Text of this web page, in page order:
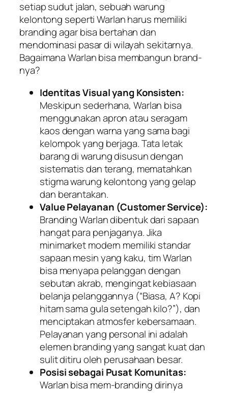
setiap sudut jalan, sebuah warung
kelontong seperti Warlan harus memiliki
brandingagar bisa bertahan dan
mendominasi pasar di wilayah sekitarnya.
Bagaimana Warlan bisa membangun brand-
nya?
Identitas Visual yang Konsisten:
Meskipun sederhana, Warlan bisa
menggunakan apron atau seragam
kaos dengan warna yang sama bagi
kelompok yang berjaga. Tata letak
barang di warung disusun dengan
sistematis dan terang, mematahkan
stigma warung kelontong yang gelap
dan berantakan.
Value Pelayanan (Customer Service):
BrandingWarlan dibentuk dari sapaan
hangat para penjaganya. Jika
minimarket modern memiliki standar
sapaan mesin yang kaku, tim Warlan
bisa menyapa pelanggan dengan
sebutan akrab, mengingat kebiasaan
belanja pelanggannya (“Biasa, A? Kopi
hitam sama gula setengah kilo?”), dan
menciptakan atmosfer kebersamaan.
Pelayanan yang personal ini adalah
elemenbrandingyang sangat kuat dan
sulit ditiru oleh perusahaan besar.
Posisi sebagai Pusat Komunitas:
Warlan bisa mem-brandingdirinya